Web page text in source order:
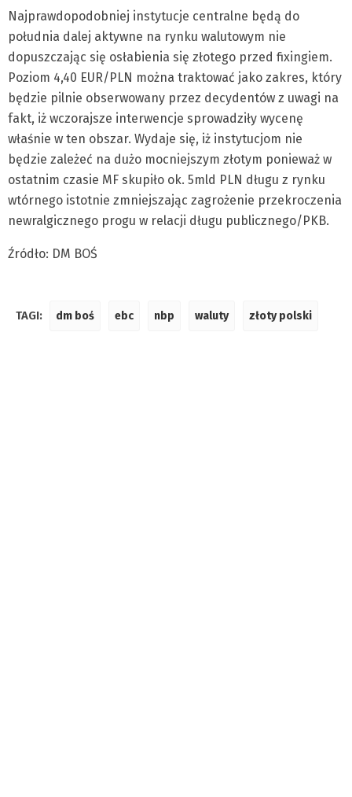
Najprawdopodobniej instytucje centralne będą do
południa dalej aktywne na rynku walutowym nie
dopuszczając się osłabienia się złotego przed fixingiem.
Poziom 4,40 EUR/PLN można traktować jako zakres, który
będzie pilnie obserwowany przez decydentów z uwagi na
fakt, iż wczorajsze interwencje sprowadziły wycenę
właśnie w ten obszar. Wydaje się, iż instytucjom nie
będzie zależeć na dużo mocniejszym złotym ponieważ w
ostatnim czasie MF skupiło ok. 5mld PLN długu z rynku
wtórnego istotnie zmniejszając zagrożenie przekroczenia
newralgicznego progu w relacji długu publicznego/PKB.
Źródło: DM BOŚ
TAGI: dm boś ebc nbp waluty złoty polski